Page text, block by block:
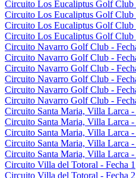
Circuito Los Eucaliptus Golf Club
Circuito Los Eucaliptus Golf Club
Circuito Los Eucaliptus Golf Club
Circuito Los Eucaliptus Golf Club
Circuito Navarro Golf Club -
Circuito Navarro Golf Club -
Circuito Navarro Golf Club -
Circuito Navarro Golf Club -
Circuito Navarro Golf Club -
Circuito Navarro Golf Club -
Circuito Santa Maria, Villa Larca -
Circuito Santa Maria, Villa Larca -
Circuito Santa Maria, Villa Larca -
Circuito Santa Maria, Villa Larca -
Circuito Santa Maria, Villa Larca -
Circuito Villa del Totoral - Fecha 1
Circuito Villa del Totoral - Fecha 2